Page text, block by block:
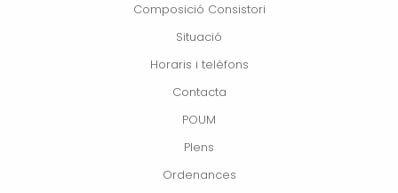
Composició Consistori
Situació
Horaris i telèfons
Contacta
POUM
Plens
Ordenances